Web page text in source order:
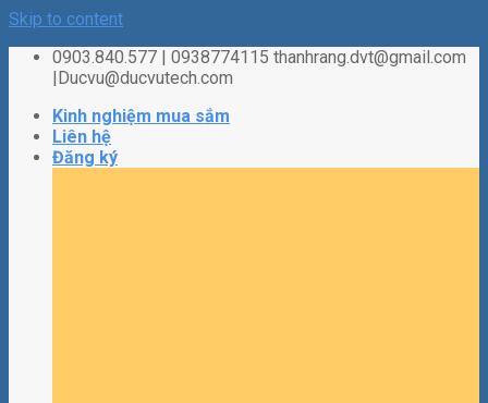
Skip to content
0903.840.577 | 0938774115 thanhrang.dvt@gmail.com
|Ducvu@ducvutech.com
Kinh nghiệm mua sắm
Liên hệ
Đăng ký